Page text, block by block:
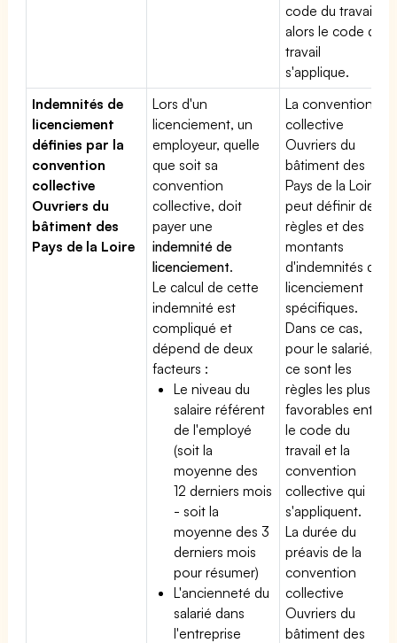
code du travail,
alors le code du
travail
s'applique.
Indemnités de
licenciement
définies par la
convention
collective
Ouvriers du
bâtiment des
Pays de la Loire
Lors d'un
licenciement, un
employeur, quelle
que soit sa
convention
collective, doit
payer une
indemnité de
licenciement.
Le calcul de cette
indemnité est
compliqué et
dépend de deux
facteurs :
Le niveau du
salaire référent
de l'employé
(soit la
moyenne des
12 derniers mois
- soit la
moyenne des 3
derniers mois
pour résumer)
L'ancienneté du
salarié dans
l'entreprise
La convention
collective
Ouvriers du
bâtiment des
Pays de la Loire
peut définir des
règles et des
montants
d'indemnités de
licenciement
spécifiques.
Dans ce cas,
pour le salarié,
ce sont les
règles les plus
favorables entre
le code du
travail et la
convention
collective qui
s'appliquent.
La durée du
préavis de la
convention
collective
Ouvriers du
bâtiment des